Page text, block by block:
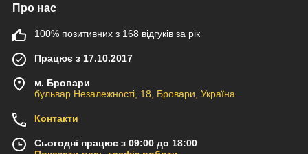
Про нас
100% позитивних з 168 відгуків за рік
Працює з 17.10.2017
м. Бровари
бульвар Незалежності, 18, Бровари, Україна
Контакти
Сьогодні працює з 09:00 до 18:00